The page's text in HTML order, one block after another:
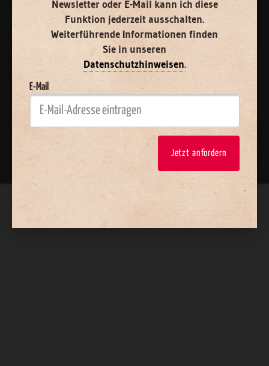
Newsletter oder E-Mail kann ich diese
Funktion jederzeit ausschalten.
Weiterführende Informationen finden
Sie in unseren
Datenschutzhinweisen.
E-Mail
Jetzt anfordern